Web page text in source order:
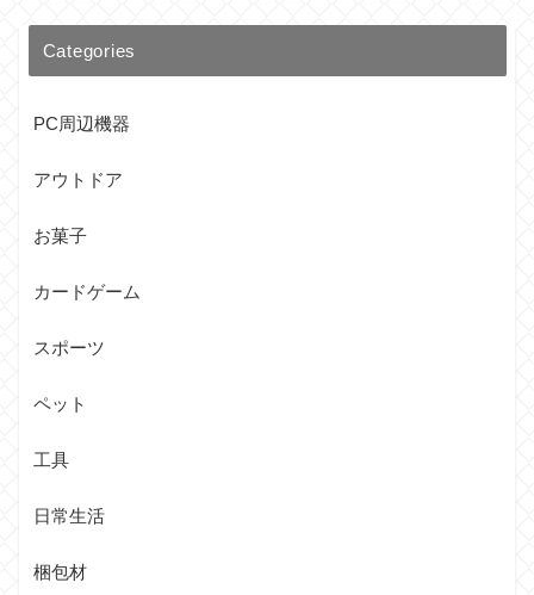
Categories
PC周辺機器
アウトドア
お菓子
カードゲーム
スポーツ
ペット
工具
日常生活
梱包材